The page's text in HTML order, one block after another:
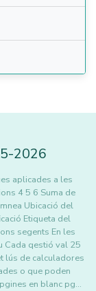
-2026
aplicades a les
4 5 6 Suma de
Ubicació del
Etiqueta del
segents En les
Cada qestió val 25
lús de calculadores
o que poden
en blanc pg…